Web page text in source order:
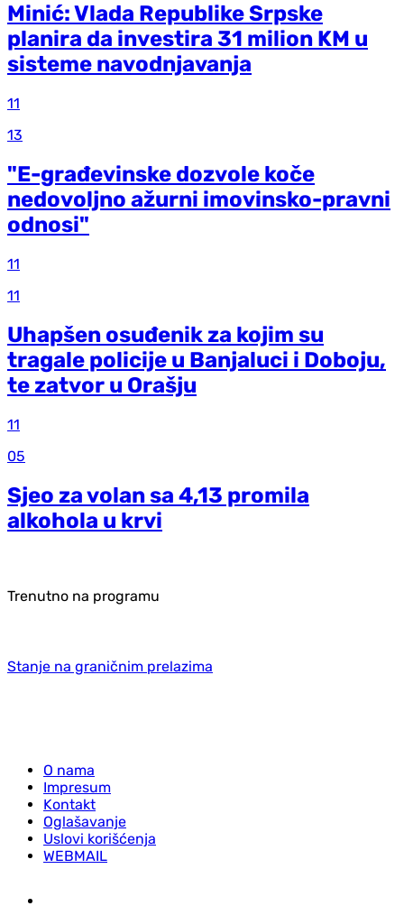
Minić: Vlada Republike Srpske
planira da investira 31 milion KM u
sisteme navodnjavanja
11
13
"E-građevinske dozvole koče
nedovoljno ažurni imovinsko-pravni
odnosi"
11
11
Uhapšen osuđenik za kojim su
tragale policije u Banjaluci i Doboju,
te zatvor u Orašju
11
05
Sjeo za volan sa 4,13 promila
alkohola u krvi
Trenutno na programu
Stanje na graničnim prelazima
O nama
Impresum
Kontakt
Oglašavanje
Uslovi korišćenja
WEBMAIL